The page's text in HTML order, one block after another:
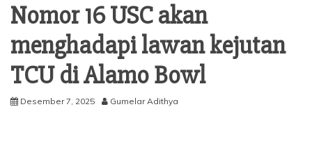
Nomor 16 USC akan
menghadapi lawan kejutan
TCU di Alamo Bowl
Desember 7, 2025 Gumelar Adithya